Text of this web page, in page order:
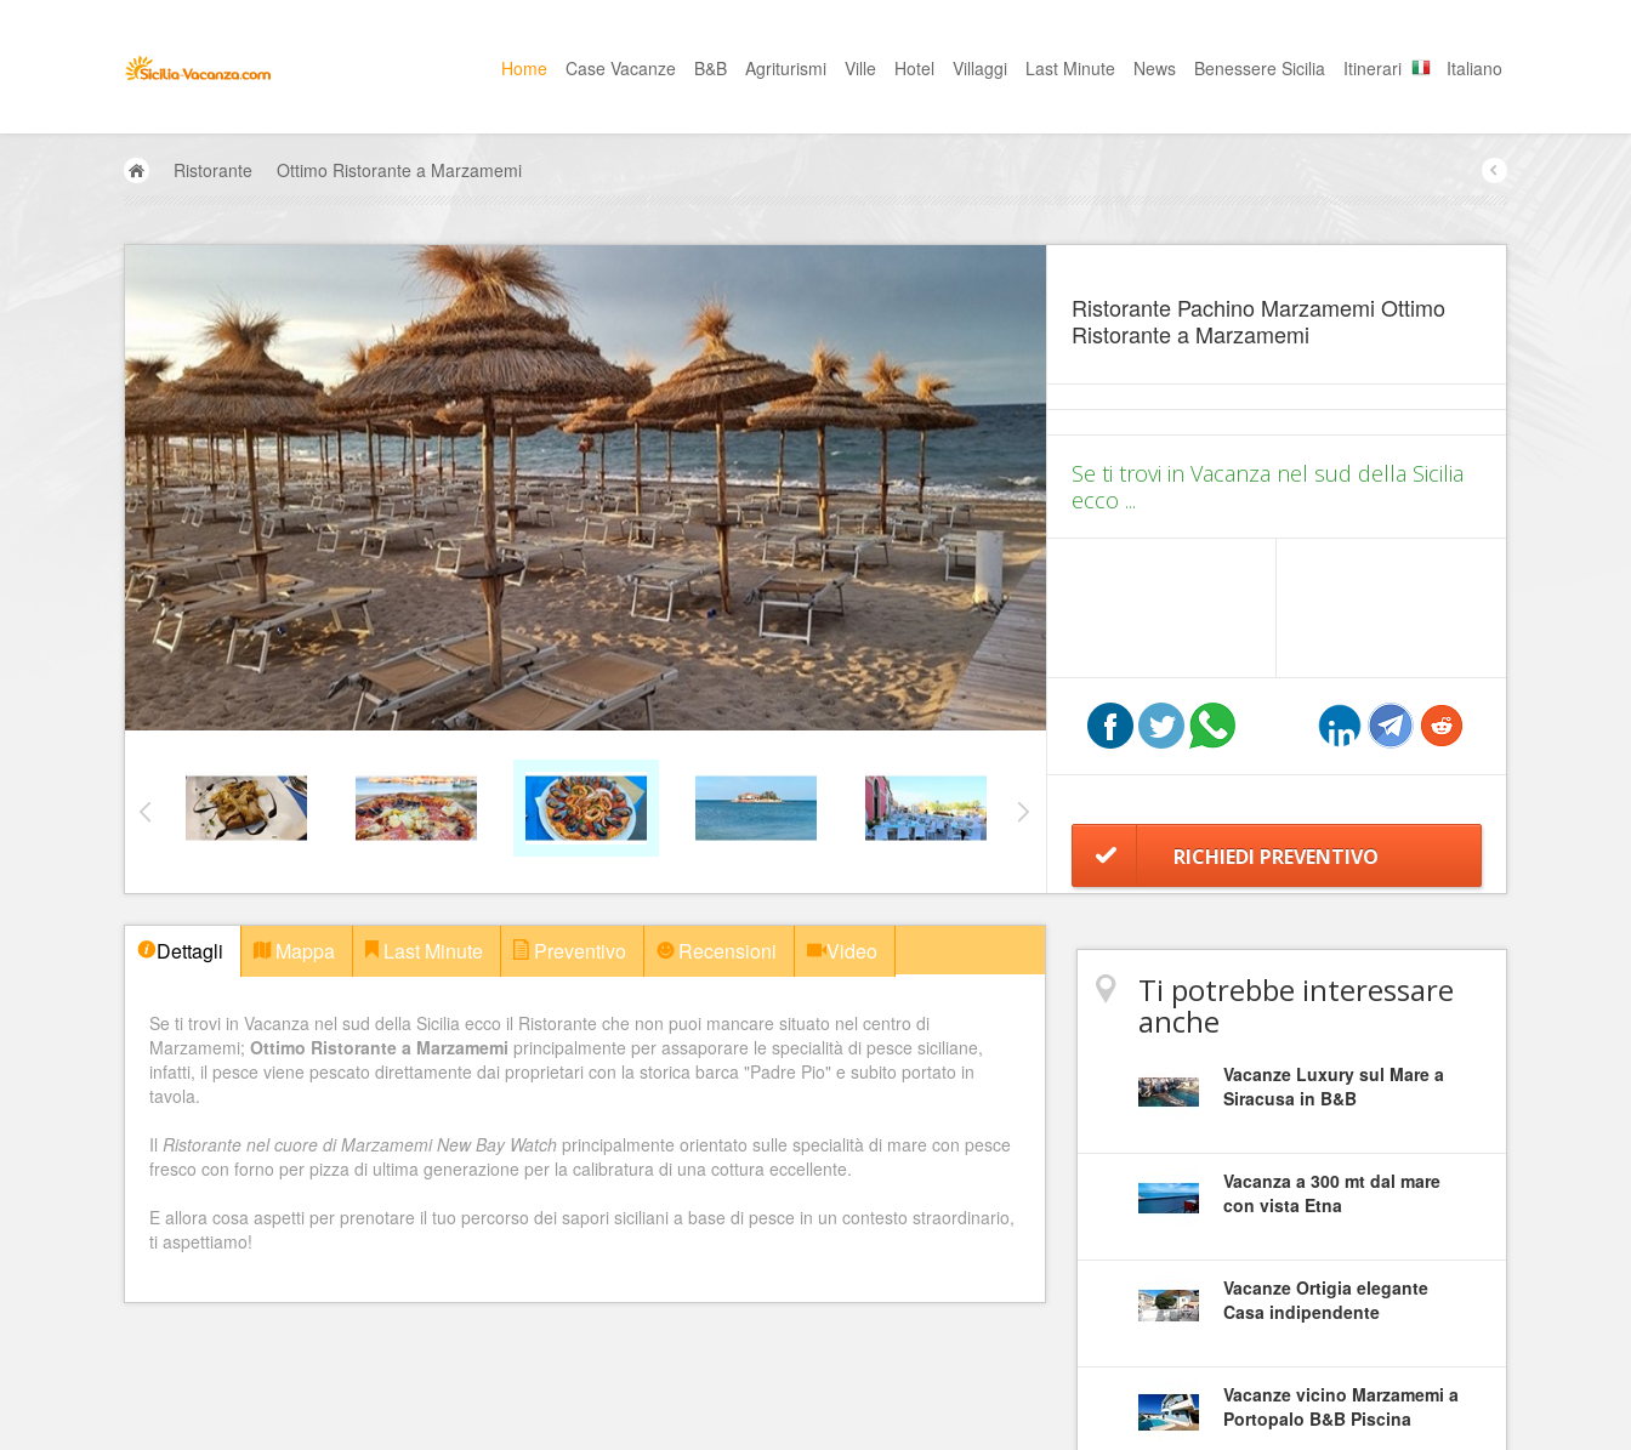
Home Case Vacanze B&B Agriturismi Ville Hotel Villaggi Last Minute News Benessere Sicilia Itinerari Italiano
Ristorante Ottimo Ristorante a Marzamemi
Ristorante Pachino Marzamemi Ottimo
Ristorante a Marzamemi
Se ti trovi in Vacanza nel sud della Sicilia
ecco ...
RICHIEDI PREVENTIVO
Dettagli Mappa Last Minute Preventivo Recensioni Video
Se ti trovi in Vacanza nel sud della Sicilia ecco il Ristorante che non puoi mancare situato nel centro di
Marzamemi; Ottimo Ristorante a Marzamemi principalmente per assaporare le specialità di pesce siciliane,
infatti, il pesce viene pescato direttamente dai proprietari con la storica barca "Padre Pio" e subito portato in
tavola.
Il Ristorante nel cuore di Marzamemi New Bay Watch principalmente orientato sulle specialità di mare con pesce
fresco con forno per pizza di ultima generazione per la calibratura di una cottura eccellente.
E allora cosa aspetti per prenotare il tuo percorso dei sapori siciliani a base di pesce in un contesto straordinario,
ti aspettiamo!
Ti potrebbe interessare
anche
Vacanze Luxury sul Mare a
Siracusa in B&B
Vacanza a 300 mt dal mare
con vista Etna
Vacanze Ortigia elegante
Casa indipendente
Vacanze vicino Marzamemi a
Portopalo B&B Piscina